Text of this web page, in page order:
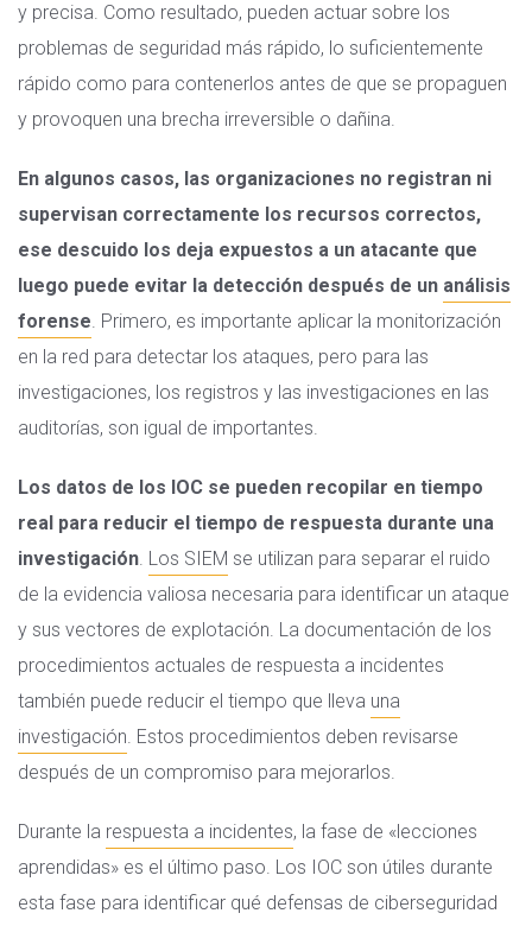
y precisa. Como resultado, pueden actuar sobre los
problemas de seguridad más rápido, lo suficientemente
rápido como para contenerlos antes de que se propaguen
y provoquen una brecha irreversible o dañina.
En algunos casos, las organizaciones no registran ni
supervisan correctamente los recursos correctos,
ese descuido los deja expuestos a un atacante que
luego puede evitar la detección después de un análisis
forense. Primero, es importante aplicar la monitorización
en la red para detectar los ataques, pero para las
investigaciones, los registros y las investigaciones en las
auditorías, son igual de importantes.
Los datos de los IOC se pueden recopilar en tiempo
real para reducir el tiempo de respuesta durante una
investigación. Los SIEM se utilizan para separar el ruido
de la evidencia valiosa necesaria para identificar un ataque
y sus vectores de explotación. La documentación de los
procedimientos actuales de respuesta a incidentes
también puede reducir el tiempo que lleva una
investigación. Estos procedimientos deben revisarse
después de un compromiso para mejorarlos.
Durante la respuesta a incidentes, la fase de «lecciones
aprendidas» es el último paso. Los IOC son útiles durante
esta fase para identificar qué defensas de ciberseguridad